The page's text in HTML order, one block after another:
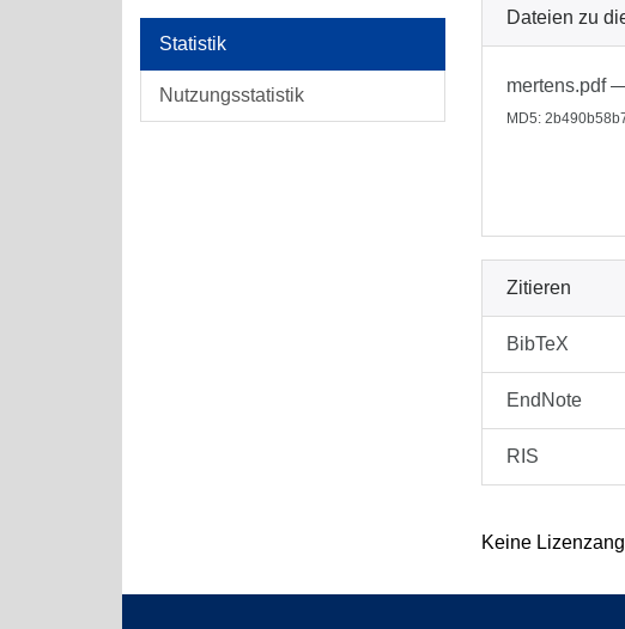
Statistik
Nutzungsstatistik
Dateien zu
mertens.pdf
MD5:
Zitieren
BibTeX
EndNote
RIS
Keine